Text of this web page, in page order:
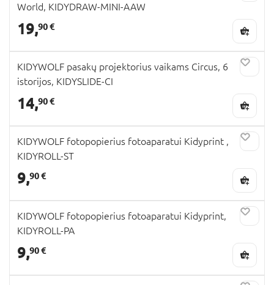
World, KIDYDRAW-MINI-AAW
19,90 €
KIDYWOLF pasakų projektorius vaikams Circus, 6
istorijos, KIDYSLIDE-CI
14,90 €
KIDYWOLF fotopopierius fotoaparatui Kidyprint ,
KIDYROLL-ST
9,90 €
KIDYWOLF fotopopierius fotoaparatui Kidyprint,
KIDYROLL-PA
9,90 €